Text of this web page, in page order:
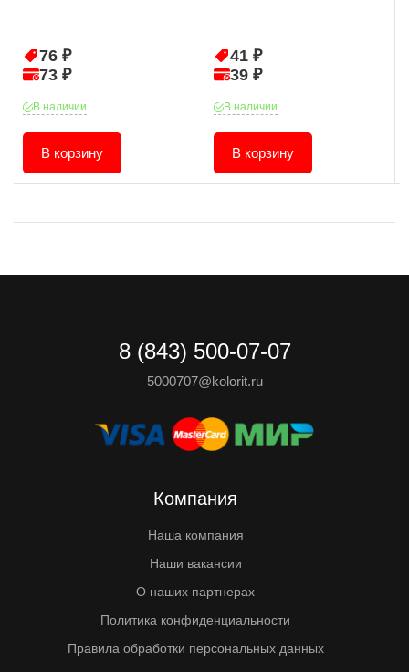
76 ₽
73 ₽
В наличии
В корзину
41 ₽
39 ₽
В наличии
В корзину
8 (843) 500-07-07
5000707@kolorit.ru
Компания
Наша компания
Наши вакансии
О наших партнерах
Политика конфиденциальности
Правила обработки персональных данных